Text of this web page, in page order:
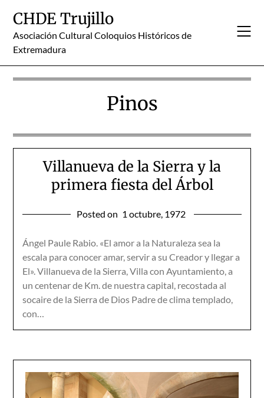
content
CHDE Trujillo
Asociación Cultural Coloquios Históricos de
Extremadura
Pinos
Villanueva de la Sierra y la
primera fiesta del Árbol
Posted on 1 octubre, 1972
Ángel Paule Rabio. «El amor a la Naturaleza sea la
escala para conocer amar, servir a su Creador y llegar a
El». Villanueva de la Sierra, Villa con Ayuntamiento, a
un centenar de Km. de nuestra capital, recostada al
socaire de la Sierra de Dios Padre de clima templado,
con…